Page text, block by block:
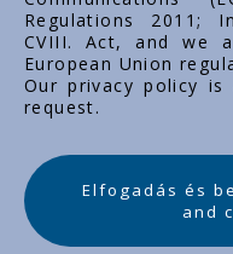
Regulations 2011;
CVIII. Act, and we
European Union
Our privacy policy is
request.
Elfogadás és
and